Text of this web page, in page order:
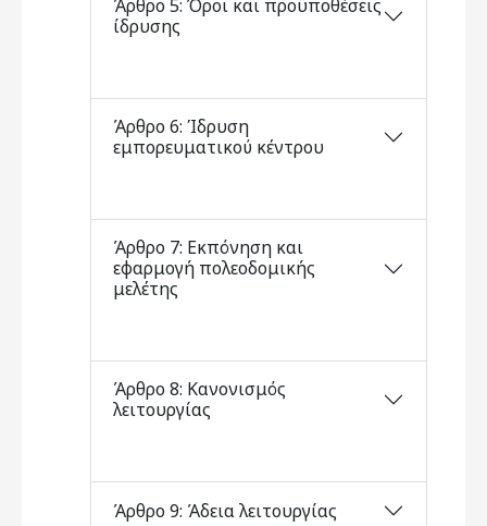
Άρθρο 5: Όροι και προϋποθέσεις
ίδρυσης
Άρθρο 6: Ίδρυση
εμπορευματικού κέντρου
Άρθρο 7: Εκπόνηση και
εφαρμογή πολεοδομικής
μελέτης
Άρθρο 8: Κανονισμός
λειτουργίας
Άρθρο 9: Άδεια λειτουργίας